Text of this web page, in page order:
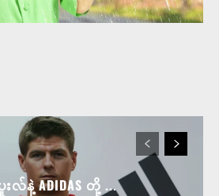
လ်နဲ့ ADIDAS တို့ ...